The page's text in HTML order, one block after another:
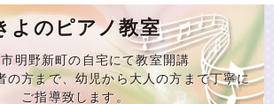
よのピアノ教室
明野新町の自宅にて教室開講
の方まで、幼児から大人の方まで丁寧に
ご指導致します。